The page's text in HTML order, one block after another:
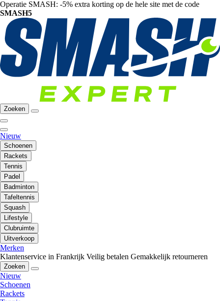
Operatie SMASH: -5% extra korting op de hele site met de code
SMASH5
Zoeken
Nieuw
Schoenen
Rackets
Tennis
Padel
Badminton
Tafeltennis
Squash
Lifestyle
Clubruimte
Uitverkoop
Merken
Klantenservice in Frankrijk Veilig betalen Gemakkelijk retourneren
Zoeken
Nieuw
Schoenen
Rackets